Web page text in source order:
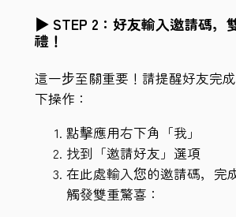
▶ STEP 2：好友輸入邀請碼，
禮！
這一步至關重要！請提醒好友完
下操作：
點擊應用右下角「我」
找到「邀請好友」選項
在此處輸入您的邀請碼，完
觸發雙重驚喜：